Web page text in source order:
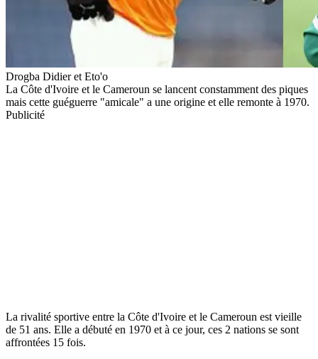
Drogba Didier et Eto'o
La Côte d'Ivoire et le Cameroun se lancent constamment des piques
mais cette guéguerre "amicale" a une origine et elle remonte à 1970.
Publicité
La rivalité sportive entre la Côte d'Ivoire et le Cameroun est vieille
de 51 ans. Elle a débuté en 1970 et à ce jour, ces 2 nations se sont
affrontées 15 fois.